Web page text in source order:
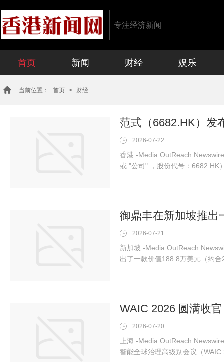
专注经济新闻
首页 新闻 财经 娱乐
当前位置： 首页 > 财经
范式（6682.HK）发
2026-07-22
香港 -Media OutReach
或 "公司" ，股份代号：6682.HK
内，预计公司录得营业收入约人
2026-07-21
新加坡 -Media OutReach
出了一款价值188.8万美元（约
戏蕴含丰富的象征意义、策略与
2026-07-20
上海 -Media OutReach
智能全球治理高级别会议（